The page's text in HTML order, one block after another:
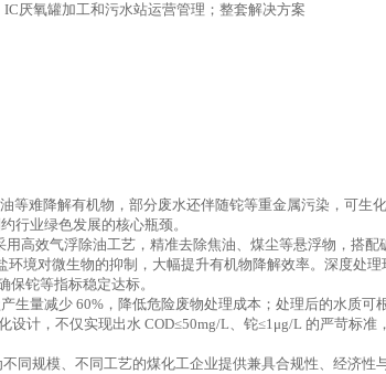
厌氧罐加工和污水站运营管理；整套解决方案
等难降解有机物，部分废水还伴随铊等重金属污染，可生
行业绿色发展的核心瓶颈。
高效气浮除油工艺，精准去除焦油、煤尘等悬浮物，搭
境对微生物的抑制，大幅提升有机物降解效率。深度处
铊等指标稳定达标。
量减少 60%，降低危险废物处理成本；处理后的水质可
计，不仅实现出水 COD≤50mg/L、铊≤1μg/L 的严苛标准
同规模、不同工艺的煤化工企业提供兼具合规性、经济性